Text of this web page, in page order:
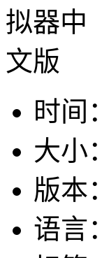
时间：
大小：
版本：
语言：